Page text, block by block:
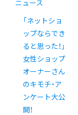
ニュース
「ネットショ
ップならでき
ると思った！」
女性ショップ
オーナーさん
のキモチ・ア
ンケート大公
開！